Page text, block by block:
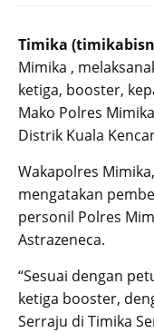
Timika
Mimika ,
ketiga, booster,
Mako Polres
Distrik Kuala
Wakapolres
mengatakan
personil Polres
Astrazeneca.
“Sesuai dengan
ketiga booster,
Serraju di Timika